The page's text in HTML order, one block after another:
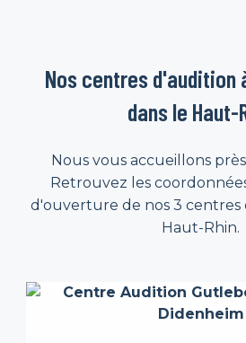
Nos centres d'audition
dans le Haut-
Nous vous accueillons
Retrouvez les
d'ouverture de nos 3 centres
Haut-Rhin.